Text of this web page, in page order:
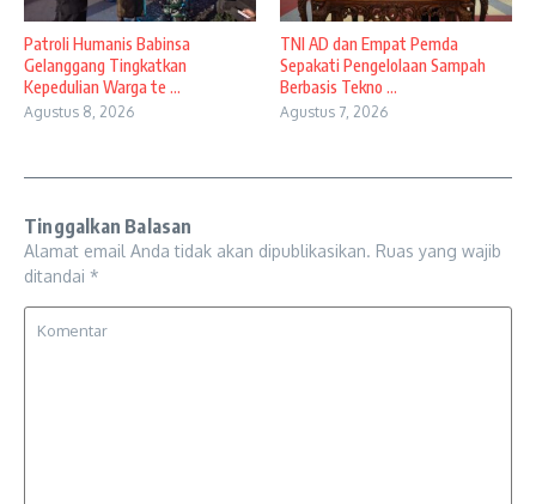
Patroli Humanis Babinsa
Gelanggang Tingkatkan
Kepedulian Warga te ...
Agustus 8, 2026
TNI AD dan Empat Pemda
Sepakati Pengelolaan Sampah
Berbasis Tekno ...
Agustus 7, 2026
Tinggalkan Balasan
Alamat email Anda tidak akan dipublikasikan. Ruas yang wajib
ditandai *